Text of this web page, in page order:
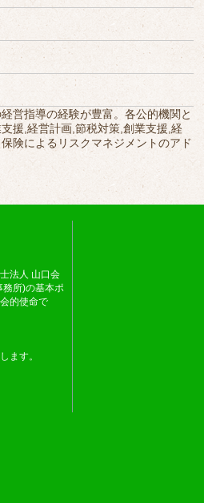
営指導の経験が豊富。各公的機関と
援,経営計画,節税対策,創業支援,経
険によるリスクマネジメントのアド
法人 山口会
務所)の基本ポ
的使命で
ます。